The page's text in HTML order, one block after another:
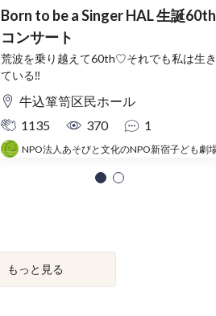
Born to be a Singer HAL 生誕60th
コンサート
荒波を乗り越えて60th♡それでも私は生き
ている‼
牛込箪笥区民ホール
1135
370 1
NPO法人あそびと文化のNPO新宿子ども劇
もっと見る